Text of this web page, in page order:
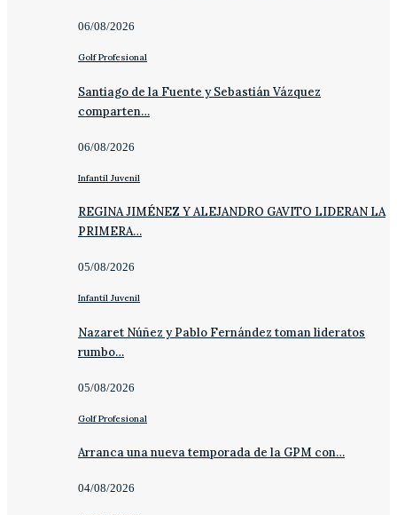
06/08/2026
Golf Profesional
Santiago de la Fuente y Sebastián Vázquez
comparten…
06/08/2026
Infantil Juvenil
REGINA JIMÉNEZ Y ALEJANDRO GAVITO LIDERAN LA
PRIMERA…
05/08/2026
Infantil Juvenil
Nazaret Núñez y Pablo Fernández toman lideratos
rumbo…
05/08/2026
Golf Profesional
Arranca una nueva temporada de la GPM con…
04/08/2026